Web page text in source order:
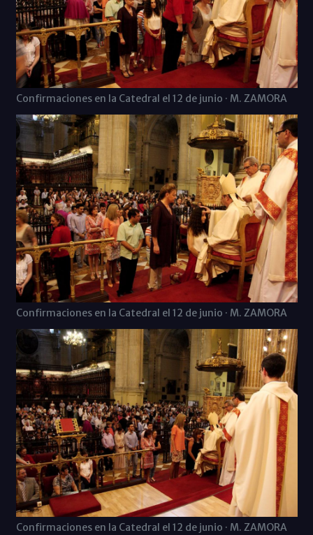
Confirmaciones en la Catedral el 12 de junio · M. ZAMORA
Confirmaciones en la Catedral el 12 de junio · M. ZAMORA
Confirmaciones en la Catedral el 12 de junio · M. ZAMORA